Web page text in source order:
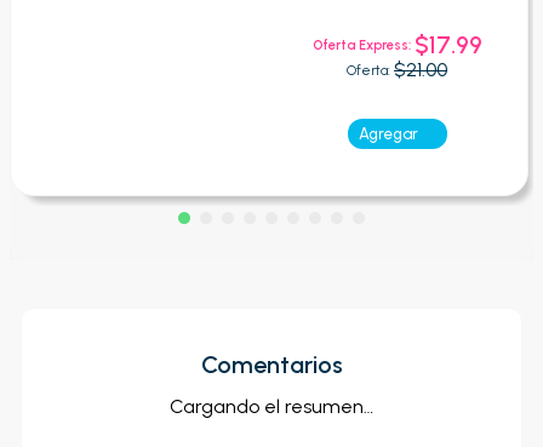
Oferta:$21.00
Oferta Express: $17.99
Agregar
Comentarios
Cargando el resumen…